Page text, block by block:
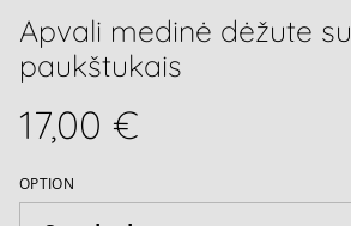
Apvali medinė dėžute su
paukštukais
17,00 €
OPTION